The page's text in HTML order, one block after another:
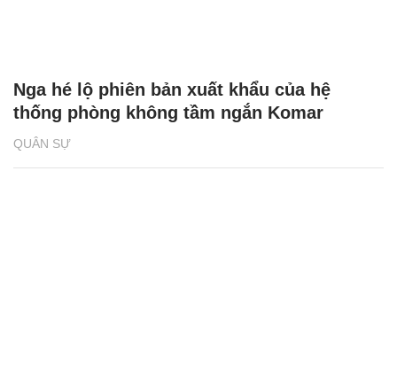
QUÂN SỰ
Nga hé lộ phiên bản xuất khẩu của hệ
thống phòng không tầm ngắn Komar